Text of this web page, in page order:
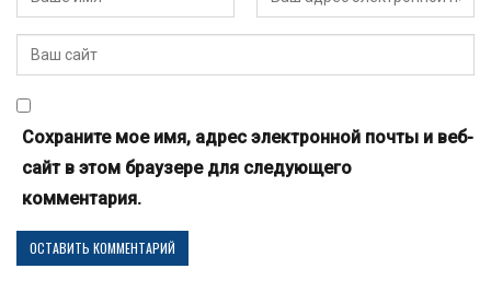
Сохраните мое имя, адрес электронной почты и веб-
сайт в этом браузере для следующего
комментария.